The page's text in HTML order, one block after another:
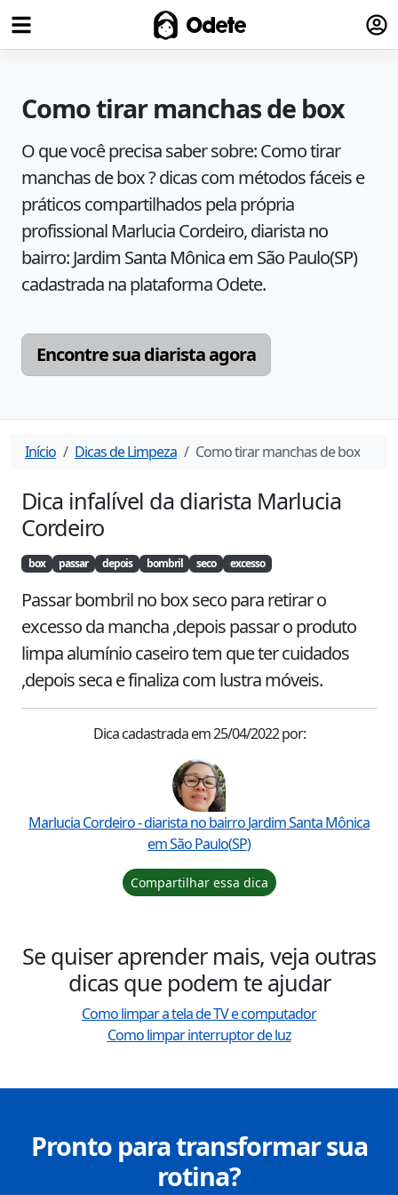
Odete
Como tirar manchas de box
O que você precisa saber sobre:Como tirar
manchas de box ?dicas com métodos fáceis e
práticos compartilhados pela própria
profissional Marlucia Cordeiro, diarista no
bairro:Jardim Santa Mônicaem São Paulo(SP)
cadastrada na plataforma Odete.
Encontre sua diarista agora
Início Dicas de Limpeza Como tirar manchas de box
Dica infalível da diarista Marlucia
Cordeiro
box passar depois bombril seco excesso
Passar bombril no box seco para retirar o
excesso da mancha ,depois passar o produto
limpa alumínio caseiro tem que ter cuidados
,depois seca e finaliza com lustra móveis.
Dica cadastrada em25/04/2022por:
Marlucia Cordeiro- diarista no bairroJardim Santa Mônica
emSão Paulo(SP)
Compartilhar essa dica
Se quiser aprender mais, veja outras
dicas que podem te ajudar
Como limpar a tela de TV e computador
Como limpar interruptor de luz
Pronto para transformar sua
rotina?